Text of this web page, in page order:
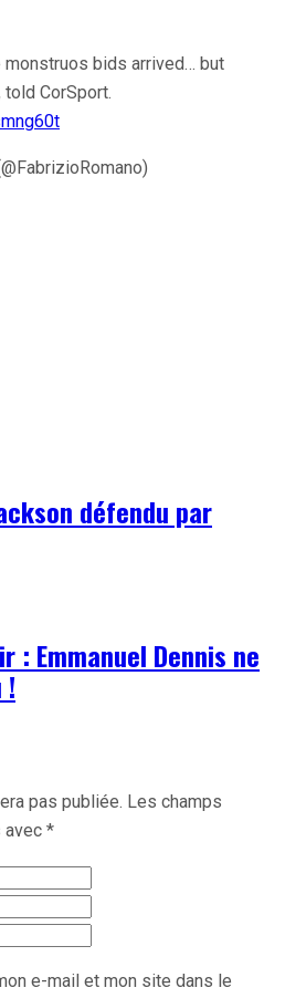
monstruos bids arrived… but
CorSport.
défendu par
: Emmanuel Dennis ne
!
pas publiée. Les champs
avec *
e-mail et mon site dans le